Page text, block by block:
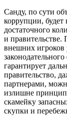
Санду, по сути
коррупции, будет
достаточного
и
внешних игроков
гарантирует
правительство,
партнерами,
излишне
скамейку
скупки и